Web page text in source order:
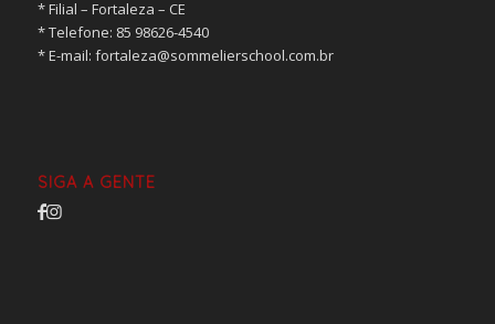
* ⁠Filial – Fortaleza – CE
* ⁠Telefone: 85 98626-4540
* ⁠E-mail: fortaleza@sommelierschool.com.br
SIGA A GENTE